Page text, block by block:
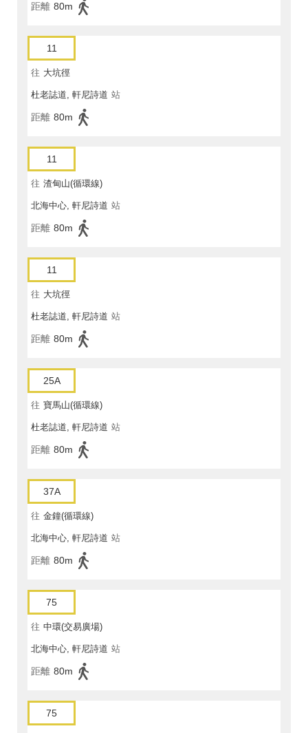
距離 80m
11
往 大坑徑
杜老誌道, 軒尼詩道 站
距離 80m
11
往 渣甸山(循環線)
北海中心, 軒尼詩道 站
距離 80m
11
往 大坑徑
杜老誌道, 軒尼詩道 站
距離 80m
25A
往 寶馬山(循環線)
杜老誌道, 軒尼詩道 站
距離 80m
37A
往 金鐘(循環線)
北海中心, 軒尼詩道 站
距離 80m
75
往 中環(交易廣場)
北海中心, 軒尼詩道 站
距離 80m
75